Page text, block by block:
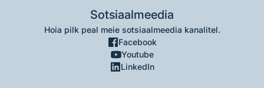
Sotsiaalmeedia
Hoia pilk peal meie sotsiaalmeedia kanalitel.
Facebook
Youtube
LinkedIn